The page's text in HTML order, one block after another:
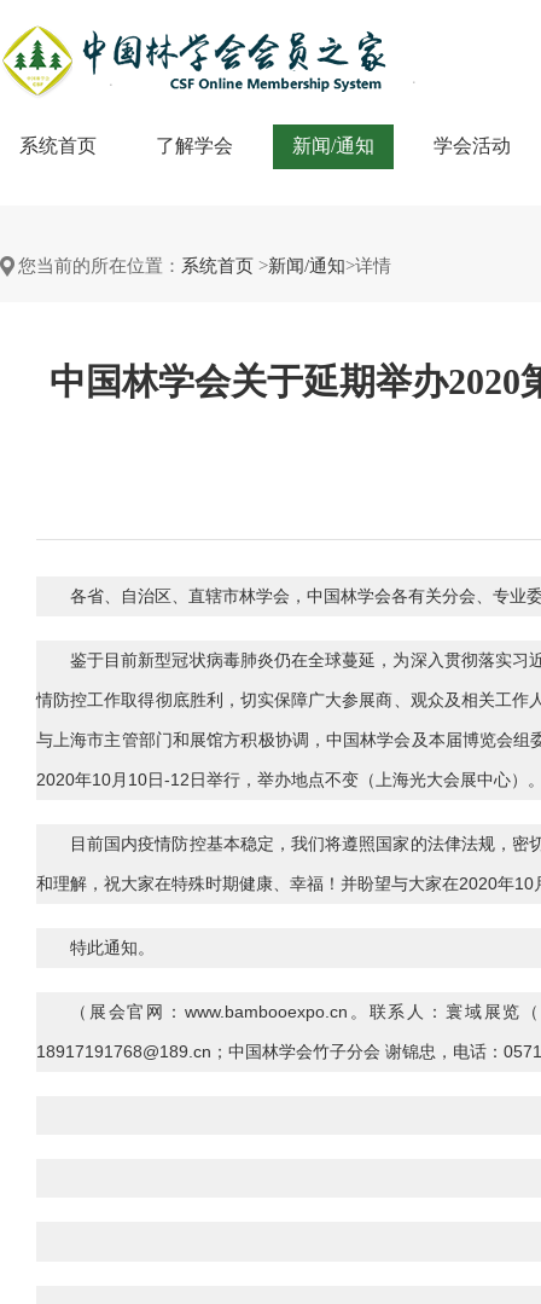
系统首页 了解学会 新闻/通知 学会活动
您当前的所在位置： 系统首页 >新闻/通知>详情
中国林学会关于延期举办
各省、自治区、直辖市林学会，中国林学会各有关分会、专业
鉴于目前新型冠状病毒肺炎仍在全球蔓延，为深入贯彻落实
情防控工作取得彻底胜利，切实保障广大参展商、观众及相关工
与上海市主管部门和展馆方积极协调，中国林学会及本届博览会
2020年10月10日-12日举行，举办地点不变（上海光大会展中心
目前国内疫情防控基本稳定，我们将遵照国家的法侓法规，
和理解，祝大家在特殊时期健康、幸福！并盼望与大家在2020年
特此通知。
（展会官网：www.bambooexpo.cn。联系人：寰域展
18917191768@189.cn；中国林学会竹子分会 谢锦忠，电话：